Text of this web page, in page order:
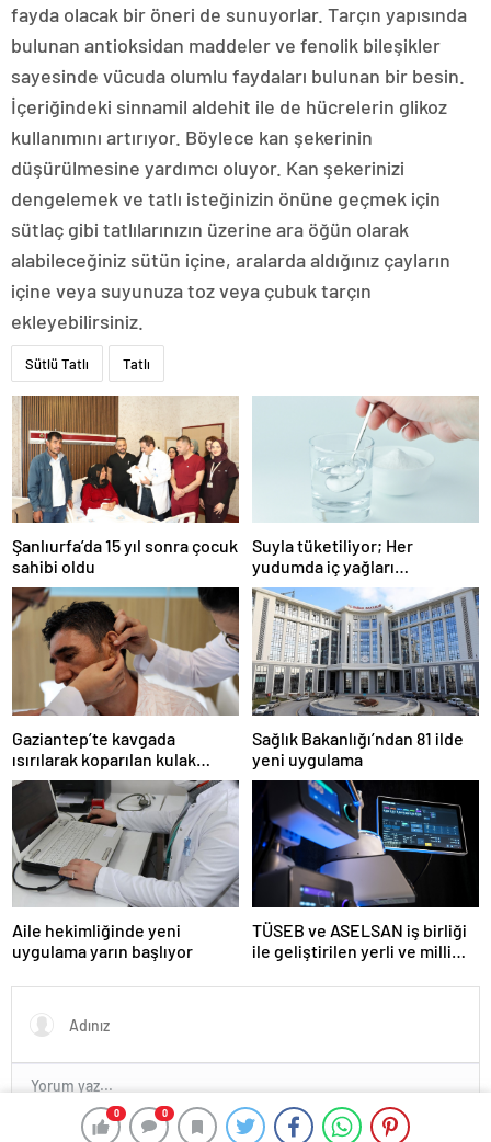
0 0
fayda olacak bir öneri de sunuyorlar. Tarçın yapısında
bulunan antioksidan maddeler ve fenolik bileşikler
sayesinde vücuda olumlu faydaları bulunan bir besin.
İçeriğindeki sinnamil aldehit ile de hücrelerin glikoz
kullanımını artırıyor. Böylece kan şekerinin
düşürülmesine yardımcı oluyor. Kan şekerinizi
dengelemek ve tatlı isteğinizin önüne geçmek için
sütlaç gibi tatlılarınızın üzerine ara öğün olarak
alabileceğiniz sütün içine, aralarda aldığınız çayların
içine veya suyunuza toz veya çubuk tarçın
ekleyebilirsiniz.
Sütlü Tatlı Tatlı
Şanlıurfa’da 15 yıl sonra çocuk
sahibi oldu
Suyla tüketiliyor; Her
yudumda iç yağları
parçalıyor…
Gaziantep’te kavgada
ısırılarak koparılan kulak
memesi yerine dikildi
Sağlık Bakanlığı’ndan 81 ilde
yeni uygulama
Aile hekimliğinde yeni
uygulama yarın başlıyor
TÜSEB ve ASELSAN iş birliği
ile geliştirilen yerli ve milli
tanıtıldı